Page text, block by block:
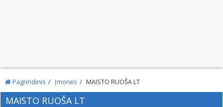
Pagrindinis Įmonės MAISTO RUOŠA LT
MAISTO RUOŠA LT